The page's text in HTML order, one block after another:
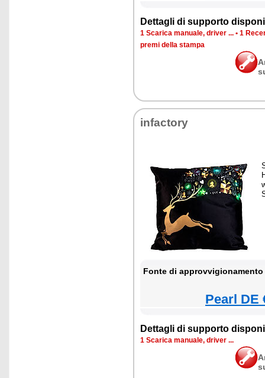
Dettagli di supporto
1 Scarica manuale, driver ... • 1
premi della stampa
infactory
Fonte di
Pearl DE
Dettagli di supporto
1 Scarica manuale, driver ...